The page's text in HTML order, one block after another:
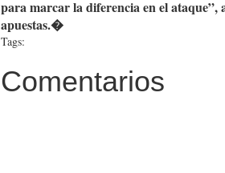
para marcarla diferencia en elataque”,
apuestas.�
Tags:
Comentarios